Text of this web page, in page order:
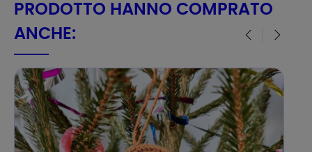
PRODOTTO HANNO COMPRATO
ANCHE: